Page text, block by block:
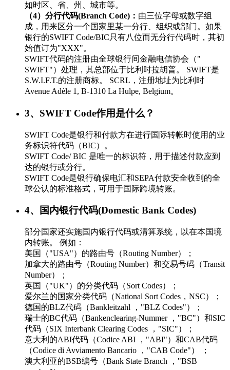
如时区、省、州、城市等。
（4）分行代码(Branch Code)： 由三位字母或数字组
成，用来区分一个国家里某一分行、组织或部门。如果
银行的SWIFT Code/BIC只有八位而无分行代码时，其初
始值订为"XXX"。
SWIFT代码的注册由全球银行间金融电信协会（"
SWIFT"）处理，其总部位于比利时拉胡普。 SWIFT是
S.W.I.F.T.的注册商标。 SCRL，注册地址为比利时
Avenue Adèle 1, B-1310 La Hulpe, Belgium。
3、SWIFT Code作用是什么？
SWIFT Code是银行和付款方在进行国际转帐时使用的业
务标识符代码（BIC）。
SWIFT Code/ BIC 是唯一的标识符，用于描述付款应到
达的银行或分行。
SWIFT Code是银行确保电汇和SEPA付款安全收到的全
球公认的标准格式，可用于国际跨境转账。
4、国内银行代码(Domestic Bank Codes)
部分国家还实施国内银行代码或清算系统，以在本国境
内转账。 例如：
美国（"USA"）的路由号（Routing Number）；
加拿大的路由号（Routing Number）和交易号码（Transit
Number）；
英国（"UK"）的分类代码（Sort Codes）；
爱尔兰的国家分类代码（National Sort Codes，NSC）；
德国的BLZ代码（Bankleitzahl ，"BLZ Codes"）；
瑞士的BC代码（Bankenclearing-Nummer ，"BC"）和SIC
代码（SIX Interbank Clearing Codes ，"SIC"）；
意大利的ABI代码（Codice ABI ，"ABI"）和CAB代码
（Codice di Avviamento Bancario ，"CAB Code"） ；
澳大利亚的BSB编号（Bank State Branch ，"BSB